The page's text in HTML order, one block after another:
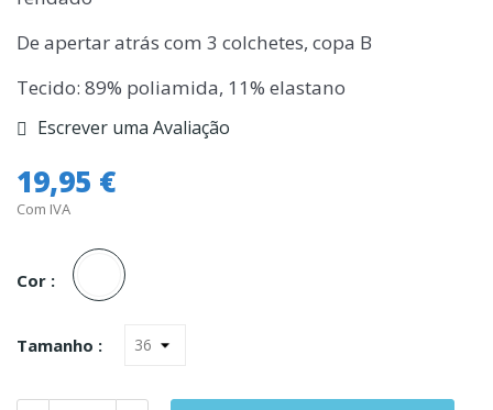
De apertar atrás com 3 colchetes, copa B
Tecido: 89% poliamida, 11% elastano
Escrever uma Avaliação
19,95 €
Com IVA
Cor :
Branco
Tamanho :